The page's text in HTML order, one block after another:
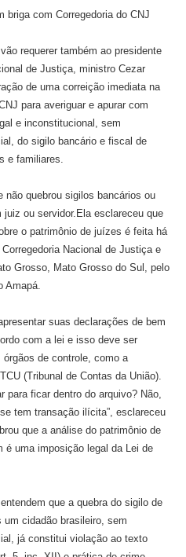
briga com Corregedoria do CNJ
requerer também ao presidente
de Justiça, ministro Cezar
de uma correição imediata na
para averiguar e apurar com
e inconstitucional, sem
do sigilo bancário e fiscal de
e familiares.
não quebrou sigilos bancários ou
juiz ou servidor.Ela esclareceu que
o patrimônio de juízes é feita há
Nacional de Justiça e
Grosso, Mato Grosso do Sul, pelo
Amapá.
suas declarações de bem
com a lei e isso deve ser
órgãos de controle, como a
(Tribunal de Contas da União).
para ficar dentro do arquivo? Não,
tem transação ilícita”, esclareceu
que a análise do patrimônio de
é uma imposição legal da Lei de
que a quebra do sigilo de
um cidadão brasileiro, sem
já constitui violação ao texto